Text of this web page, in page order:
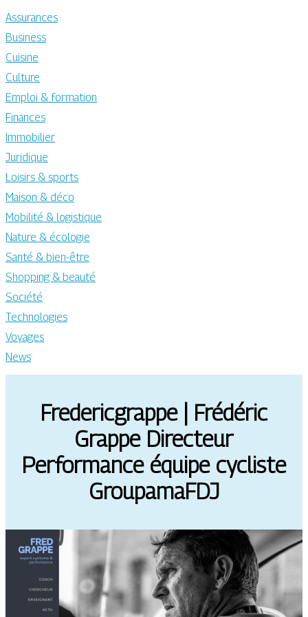
Assurances
Business
Cuisine
Culture
Emploi & formation
Finances
Immobilier
Juridique
Loisirs & sports
Maison & déco
Mobilité & logistique
Nature & écologie
Santé & bien-être
Shopping & beauté
Société
Technologies
Voyages
News
Frede­ricgrap­pe | Frédéric
Grappe Directeur
Performance équipe cycliste
GroupamaFDJ